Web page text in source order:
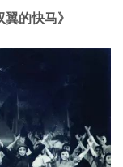
的快马》